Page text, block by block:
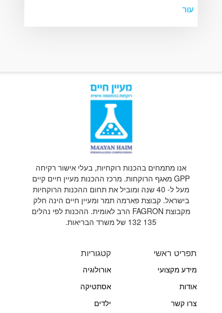
הטכנולוגיות והמחקרים המתקדמים, כיום ישנן
עור
אנו מתמחים בהכנות רוקחיות, בעלי אישור רקיחה
GPP מאגף הרוקחות. מרכז ההכנות מעיין חיים קיים
מעל ל- 40 שנה ומוביל את תחום ההכנות הרוקחיות
בישראל. קבוצת פארמה תמר ומעיין חיים הינה חלק
מקבוצת FAGRON הרב לאומית. ההכנות לפי נהלים
135 132 של משרד הבריאות.
תפריט ראשי
מידע מקצועי
אודות
צרו קשר
קטגוריות
אורולוגיה
אסתטיקה
ילדים